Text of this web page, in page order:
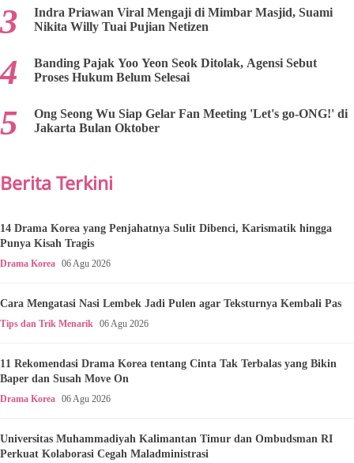
Indra Priawan Viral Mengaji di Mimbar Masjid, Suami
Nikita Willy Tuai Pujian Netizen
Banding Pajak Yoo Yeon Seok Ditolak, Agensi Sebut
Proses Hukum Belum Selesai
Ong Seong Wu Siap Gelar Fan Meeting 'Let's go-ONG!' di
Jakarta Bulan Oktober
Berita Terkini
14 Drama Korea yang Penjahatnya Sulit Dibenci, Karismatik hingga
Punya Kisah Tragis
Drama Korea 06 Agu 2026
Cara Mengatasi Nasi Lembek Jadi Pulen agar Teksturnya Kembali Pas
Tips dan Trik Menarik 06 Agu 2026
11 Rekomendasi Drama Korea tentang Cinta Tak Terbalas yang Bikin
Baper dan Susah Move On
Drama Korea 06 Agu 2026
Universitas Muhammadiyah Kalimantan Timur dan Ombudsman RI
Perkuat Kolaborasi Cegah Maladministrasi